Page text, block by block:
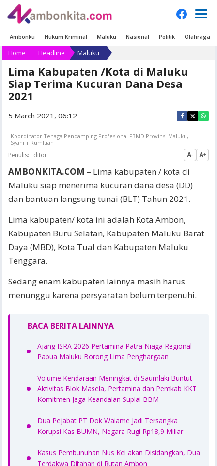
Ambonku Hukum Kriminal Maluku Nasional Politik Olahraga
Home Headline Maluku
Lima Kabupaten /Kota di Maluku
Siap Terima Kucuran Dana Desa
2021
5 March 2021, 06:12
Koordinator Tenaga Pendamping Profesional P3MD Provinsi Maluku,
Syahrir Rumluan
Penulis: Editor A- A+
AMBONKITA.COM – Lima kabupaten / kota di
Maluku siap menerima kucuran dana desa (DD)
dan bantuan langsung tunai (BLT) Tahun 2021.
Lima kabupaten/ kota ini adalah Kota Ambon,
Kabupaten Buru Selatan, Kabupaten Maluku Barat
Daya (MBD), Kota Tual dan Kabupaten Maluku
Tenggara.
Sedang enam kabupaten lainnya masih harus
menunggu karena persyaratan belum terpenuhi.
BACA BERITA LAINNYA
Ajang ISRA 2026 Pertamina Patra Niaga Regional
Papua Maluku Borong Lima Penghargaan
Volume Kendaraan Meningkat di Saumlaki Buntut
Aktivitas Blok Masela, Pertamina dan Pemkab KKT
Komitmen Jaga Keandalan Suplai BBM
Dua Pejabat PT Dok Waiame Jadi Tersangka
Korupsi Kas BUMN, Negara Rugi Rp18,9 Miliar
Kasus Pembunuhan Nus Kei akan Disidangkan, Dua
Terdakwa Ditahan di Rutan Ambon